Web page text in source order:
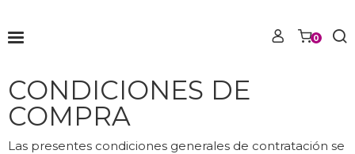
0
CONDICIONES DE
COMPRA
Las presentes condiciones generales de contratación se